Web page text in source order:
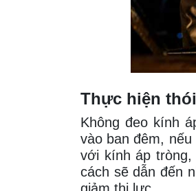
Thực hiện
Không đeo kính
vào ban đêm,
với kính áp tròng,
cách sẽ dẫn đến